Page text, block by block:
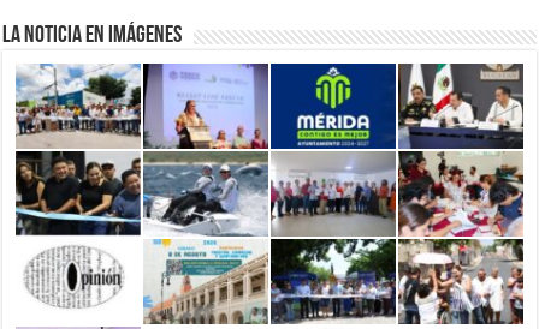
La Noticia en Imágenes